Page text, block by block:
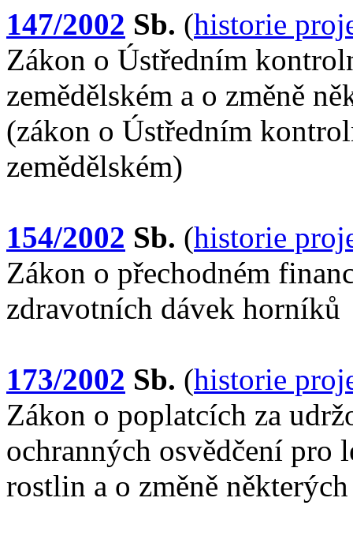
147/2002 Sb. (historie
Zákon o Ústředním
zemědělském a o změně
(zákon o Ústředním
zemědělském)
154/2002 Sb. (historie
Zákon o přechodném
zdravotních dávek horníků
173/2002 Sb. (historie
Zákon o poplatcích za
ochranných osvědčení pro
rostlin a o změně